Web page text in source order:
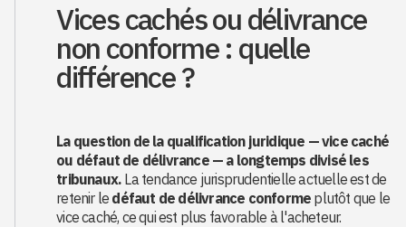
Vices cachés ou délivrance
non conforme : quelle
différence ?
La question de la qualification juridique — vice caché
ou défaut de délivrance — a longtemps divisé les
tribunaux. La tendance jurisprudentielle actuelle est de
retenir le défaut de délivrance conforme plutôt que le
vice caché, ce qui est plus favorable à l'acheteur.